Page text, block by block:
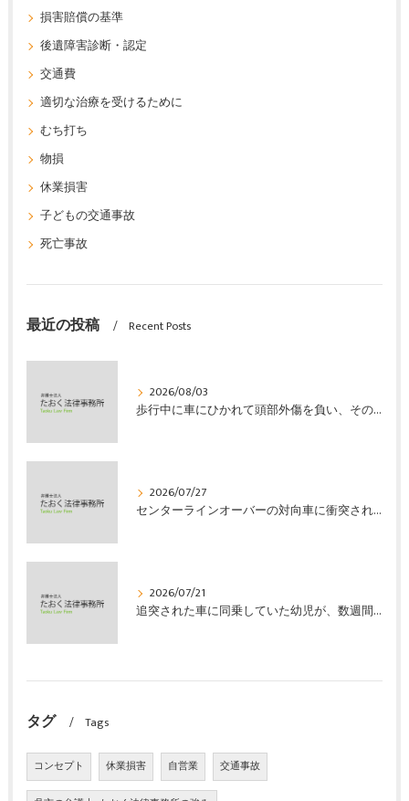
損害賠償の基準
後遺障害診断・認定
交通費
適切な治療を受けるために
むち打ち
物損
休業損害
子どもの交通事故
死亡事故
最近の投稿 Recent Posts
2026/08/03
歩行中に車にひかれて頭部外傷を負い、その４か月後に亡くなり、死亡部分も含めて裁判所の基準で損害賠償金を獲得した事案｜たおく法律事務所
2026/07/27
センターラインオーバーの対向車に衝突され、むち打ちを発症し、裁判所の基準で慰謝料などの損害賠償金を獲得した事案｜たおく法律事務所
2026/07/21
追突された車に同乗していた幼児が、数週間の経過観察の後、裁判所の基準で人損の賠償金を獲得した事案｜たおく法律事務所
タグ Tags
コンセプト 休業損害 自営業 交通事故